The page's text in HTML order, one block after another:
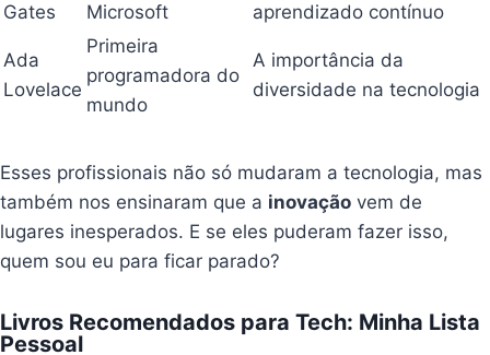
Gates
Microsoft
aprendizado contínuo
Ada
Lovelace
Primeira
programadora do
mundo
A importância da
diversidade na tecnologia
Esses profissionais não só mudaram a tecnologia, mas
também nos ensinaram que a inovação vem de
lugares inesperados. E se eles puderam fazer isso,
quem sou eu para ficar parado?
Livros Recomendados para Tech: Minha Lista
Pessoal